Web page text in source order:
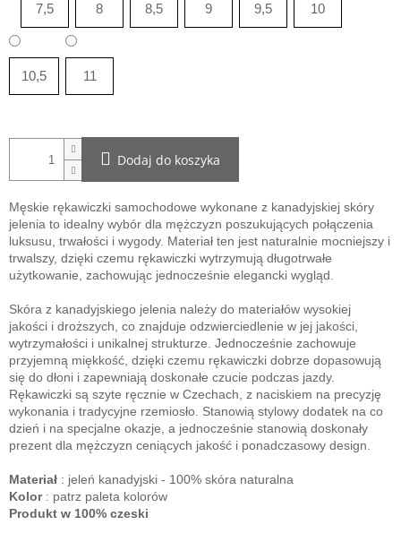
7,5 8 8,5 9 9,5 10
10,5 11
Dodaj do koszyka
Męskie rękawiczki samochodowe wykonane z kanadyjskiej skóry
jelenia to idealny wybór dla mężczyzn poszukujących połączenia
luksusu, trwałości i wygody. Materiał ten jest naturalnie mocniejszy i
trwalszy, dzięki czemu rękawiczki wytrzymują długotrwałe
użytkowanie, zachowując jednocześnie elegancki wygląd.
Skóra z kanadyjskiego jelenia należy do materiałów wysokiej
jakości i droższych, co znajduje odzwierciedlenie w jej jakości,
wytrzymałości i unikalnej strukturze. Jednocześnie zachowuje
przyjemną miękkość, dzięki czemu rękawiczki dobrze dopasowują
się do dłoni i zapewniają doskonałe czucie podczas jazdy.
Rękawiczki są szyte ręcznie w Czechach, z naciskiem na precyzję
wykonania i tradycyjne rzemiosło. Stanowią stylowy dodatek na co
dzień i na specjalne okazje, a jednocześnie stanowią doskonały
prezent dla mężczyzn ceniących jakość i ponadczasowy design.
Materiał : jeleń kanadyjski - 100% skóra naturalna
Kolor: patrz paleta kolorów
Produkt w 100% czeski